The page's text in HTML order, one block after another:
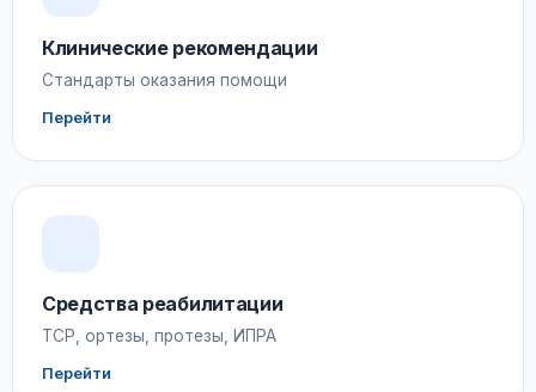
Клинические рекомендации
Стандарты оказания помощи
Перейти
Средства реабилитации
ТСР, ортезы, протезы, ИПРА
Перейти